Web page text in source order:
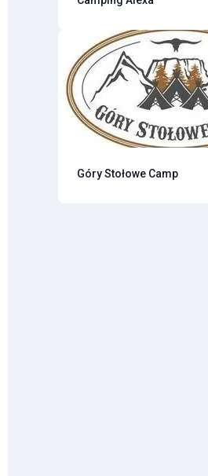
Góry Stołowe Camp